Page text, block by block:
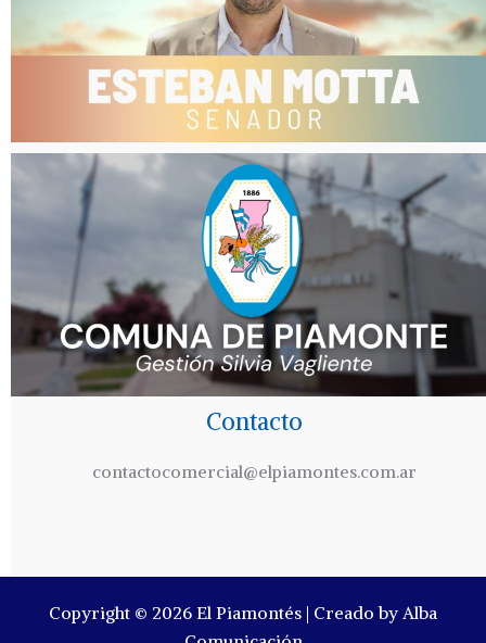
Contacto
contactocomercial@elpiamontes.com.ar
Copyright © 2026 El Piamontés | Creado by Alba